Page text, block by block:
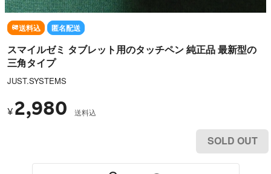
送料込 匿名配送
スマイルゼミ タブレット用のタッチペン 純正品 最新型の
三角タイプ
JUST.SYSTEMS
¥ 2,980 送料込
SOLD OUT